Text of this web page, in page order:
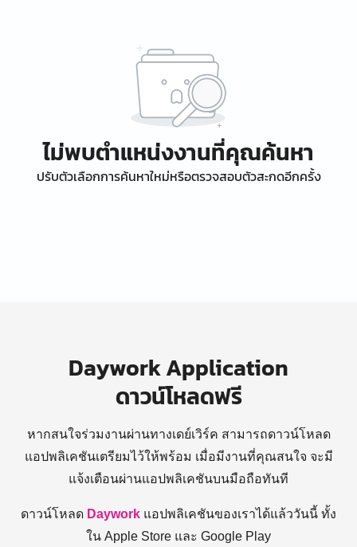
ไม่พบตำแหน่งงานที่คุณค้นหา
ปรับตัวเลือกการค้นหาใหม่หรือตรวจสอบตัวสะกดอีกครั้ง
Daywork Application
ดาวน์โหลดฟรี
หากสนใจร่วมงานผ่านทางเดย์เวิร์ค สามารถดาวน์โหลด
แอปพลิเคชันเตรียมไว้ให้พร้อม เมื่อมีงานที่คุณสนใจ จะมี
แจ้งเตือนผ่านแอปพลิเคชันบนมือถือทันที
ดาวน์โหลด Daywork แอปพลิเคชันของเราได้แล้ววันนี้ ทั้ง
ใน Apple Store และ Google Play